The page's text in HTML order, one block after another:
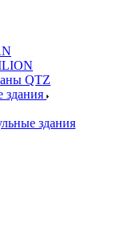
QTZ
здания
здания